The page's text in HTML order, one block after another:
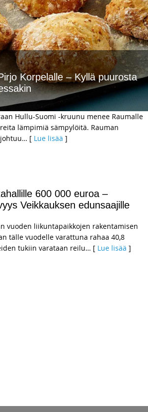
Korpelalle – Kyllä puurosta
Hullu-Suomi -kruunu menee Raumalle
lämpimiä sämpylöitä. Rauman
… [ Lue lisää ]
600 000 euroa –
Veikkauksen edunsaajille
vuoden liikuntapaikkojen rakentamisen
tälle vuodelle varattuna rahaa 40,8
tukiin varataan reilu… [ Lue lisää ]